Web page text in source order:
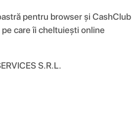
pentru browser și CashClub
care îi cheltuiești online
S.R.L.